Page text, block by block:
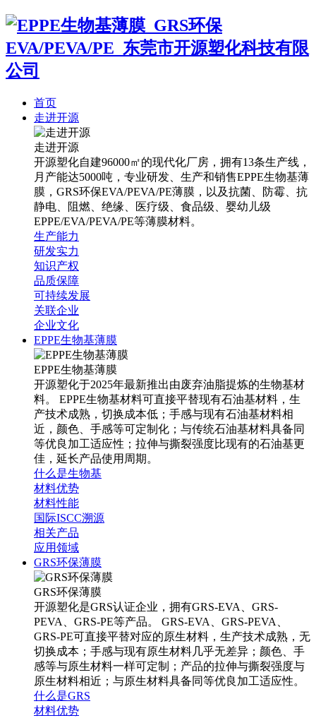
首页
走进开源
走进开源
开源塑化自建96000㎡的现代化厂房，拥有13条生产线，
月产能达5000吨，专业研发、生产和销售EPPE生物基薄
膜，GRS环保EVA/PEVA/PE薄膜，以及抗菌、防霉、抗
静电、阻燃、绝缘、医疗级、食品级、婴幼儿级
EPPE/EVA/PEVA/PE等薄膜材料。
生产能力
研发实力
知识产权
品质保障
可持续发展
关联企业
企业文化
EPPE生物基薄膜
EPPE生物基薄膜
开源塑化于2025年最新推出由废弃油脂提炼的生物基材
料。 EPPE生物基材料可直接平替现有石油基材料，生
产技术成熟，切换成本低；手感与现有石油基材料相
近，颜色、手感等可定制化；与传统石油基材料具备同
等优良加工适应性；拉伸与撕裂强度比现有的石油基更
佳，延长产品使用周期。
什么是生物基
材料优势
材料性能
国际ISCC溯源
相关产品
应用领域
GRS环保薄膜
GRS环保薄膜
开源塑化是GRS认证企业，拥有GRS-EVA、GRS-
PEVA、GRS-PE等产品。 GRS-EVA、GRS-PEVA、
GRS-PE可直接平替对应的原生材料，生产技术成熟，无
切换成本；手感与现有原生材料几乎无差异；颜色、手
感等与原生材料一样可定制；产品的拉伸与撕裂强度与
原生材料相近；与原生材料具备同等优良加工适应性。
什么是GRS
材料优势